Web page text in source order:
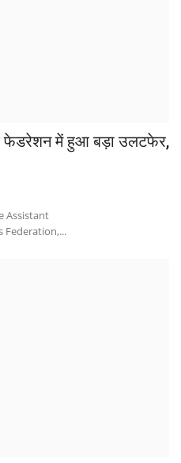
फेडरेशन में हुआ बड़ा उलटफेर,
Assistant
Federation,...